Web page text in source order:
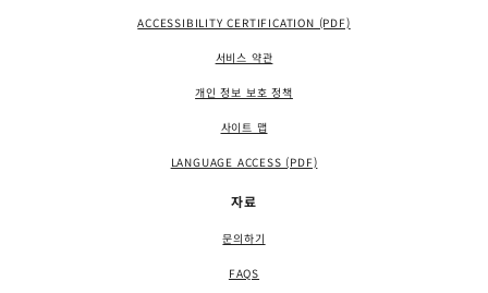
ACCESSIBILITY CERTIFICATION (PDF)
서비스 약관
개인 정보 보호 정책
사이트 맵
LANGUAGE ACCESS (PDF)
자료
문의하기
FAQS